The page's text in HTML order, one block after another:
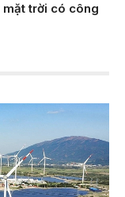
mặt trời có công